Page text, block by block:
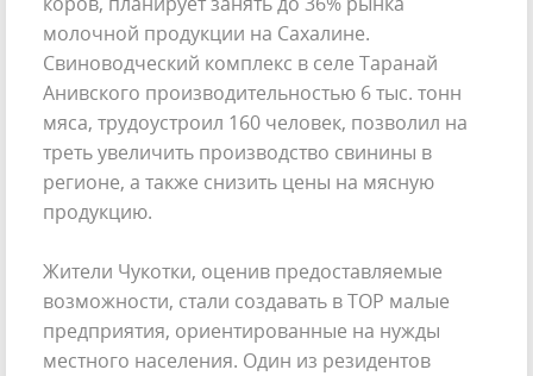
молочной продукции на Сахалине.
Свиноводческий комплекс в селе Таранай
Анивского производительностью 6 тыс. тонн
мяса, трудоустроил 160 человек, позволил на
треть увеличить производство свинины в
регионе, а также снизить цены на мясную
продукцию.
Жители Чукотки, оценив предоставляемые
возможности, стали создавать в ТОР малые
предприятия, ориентированные на нужды
местного населения. Один из резидентов